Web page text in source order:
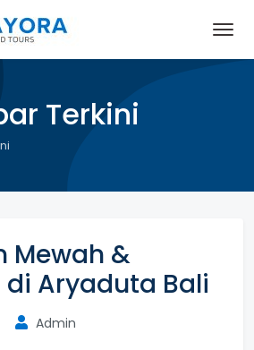
Terkini
Mewah &
Aryaduta Bali
Admin